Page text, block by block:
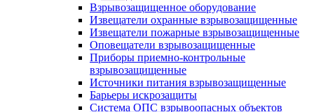
Взрывозащищенное оборудование
Извещатели охранные взрывозащищенные
Извещатели пожарные взрывозащищенные
Оповещатели взрывозащищенные
Приборы приемно-контрольные
взрывозащищенные
Источники питания взрывозащищенные
Барьеры искрозащиты
Система ОПС взрывоопасных объектов